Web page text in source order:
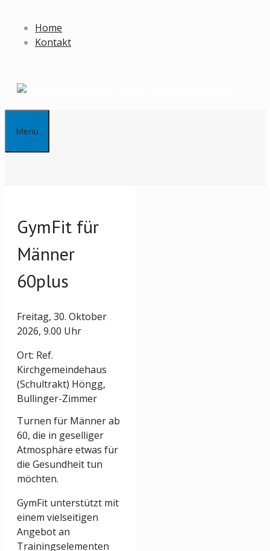
Inhalt
Home
Kontakt
Menu
GymFit für
Männer
60plus
Freitag, 30. Oktober
2026, 9.00 Uhr
Ort: Ref.
Kirchgemeindehaus
(Schultrakt) Höngg,
Bullinger-Zimmer
Turnen für Männer ab
60, die in geselliger
Atmosphäre etwas für
die Gesundheit tun
möchten.
GymFit unterstützt mit
einem vielseitigen
Angebot an
Trainingselementen